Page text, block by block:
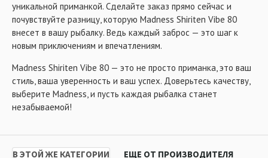
уникальной приманкой. Сделайте заказ прямо сейчас и
почувствуйте разницу, которую Madness Shiriten Vibe 80
внесет в вашу рыбалку. Ведь каждый заброс — это шаг к
новым приключениям и впечатлениям.
Madness Shiriten Vibe 80 — это не просто приманка, это ваш
стиль, ваша уверенность и ваш успех. Доверьтесь качеству,
выберите Madness, и пусть каждая рыбалка станет
незабываемой!
В ЭТОЙ ЖЕ КАТЕГОРИИ ЕЩЕ ОТ ПРОИЗВОДИТЕЛЯ